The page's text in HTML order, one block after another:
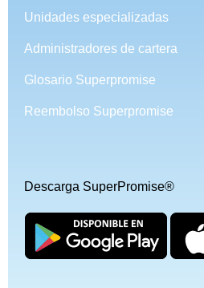
Unidades especializadas
Administradores de cartera
Glosario Superpromise
Reembolso Superpromise
Descarga SuperPromise®